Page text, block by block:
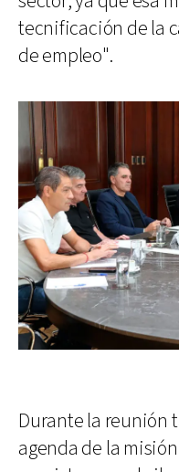
tecnificación de la
de empleo".
Durante la reunión
agenda de la